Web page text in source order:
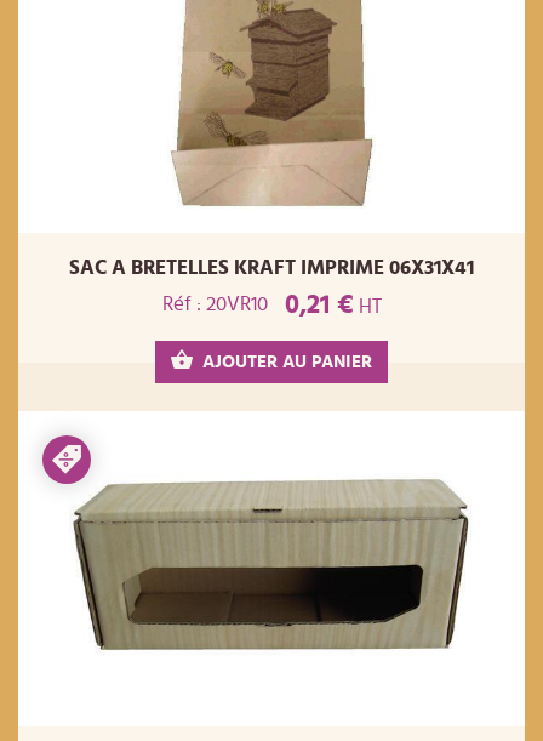
SAC A BRETELLES KRAFT IMPRIME 06X31X41
Réf : 20VR10
0,21 € HT
AJOUTER AU PANIER